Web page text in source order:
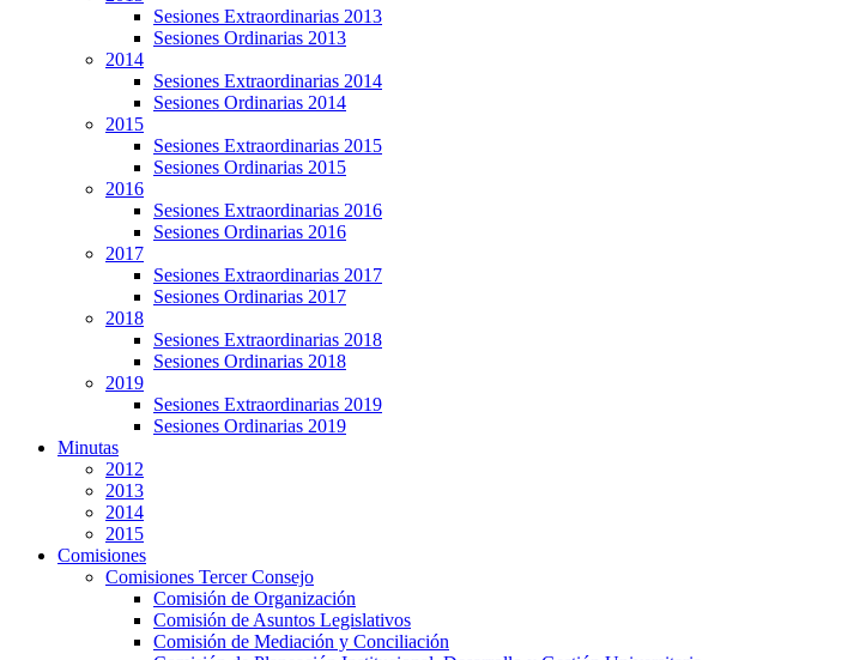
Sesiones Extraordinarias 2013
Sesiones Ordinarias 2013
2014
Sesiones Extraordinarias 2014
Sesiones Ordinarias 2014
2015
Sesiones Extraordinarias 2015
Sesiones Ordinarias 2015
2016
Sesiones Extraordinarias 2016
Sesiones Ordinarias 2016
2017
Sesiones Extraordinarias 2017
Sesiones Ordinarias 2017
2018
Sesiones Extraordinarias 2018
Sesiones Ordinarias 2018
2019
Sesiones Extraordinarias 2019
Sesiones Ordinarias 2019
Minutas
2012
2013
2014
2015
Comisiones
Comisiones Tercer Consejo
Comisión de Organización
Comisión de Asuntos Legislativos
Comisión de Mediación y Conciliación